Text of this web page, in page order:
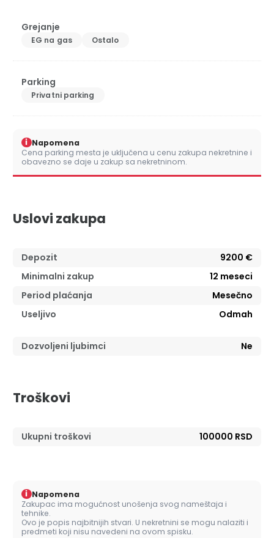
Grejanje
EG na gas Ostalo
Parking
Privatni parking
i Napomena
Cena parking mesta je uključena u cenu zakupa nekretnine i
obavezno se daje u zakup sa nekretninom.
Uslovi zakupa
Depozit
9200 €
Minimalni zakup
12 meseci
Period plaćanja
Mesečno
Useljivo
Odmah
Dozvoljeni ljubimci Ne
Troškovi
Ukupni troškovi 100000 RSD
i Napomena
Zakupac ima mogućnost unošenja svog nameštaja i
tehnike.
Ovo je popis najbitnijih stvari. U nekretnini se mogu nalaziti i
predmeti koji nisu navedeni na ovom spisku.